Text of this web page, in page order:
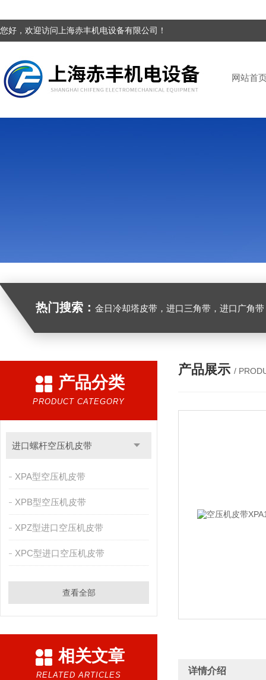
您好，欢迎访问上海赤丰机电设备有限公司！
网站首
热门搜索： 金日冷却塔皮带，进口三角带，进口广角带，进口同步带，进口空压机皮
产品分类
PRODUCT CATEGORY
进口螺杆空压机皮带
XPA型空压机皮带
XPB型空压机皮带
XPZ型进口空压机皮带
XPC型进口空压机皮带
查看全部
相关文章
RELATED ARTICLES
产品展示 /
详情介绍